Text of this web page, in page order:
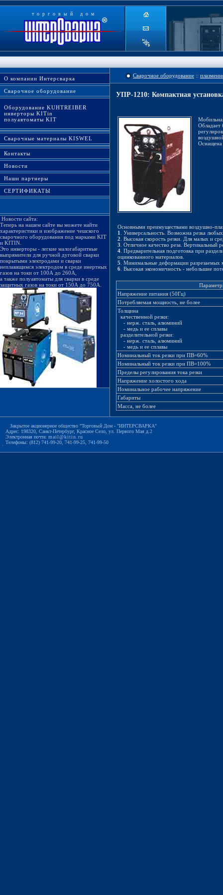
торговый дом
О компании Интерсварка
Сварочное оборудование
Оборудование KUHTREIBER
инверторы KITin
полуавтоматы KIT
Сварочные материалы KISWEL
Контакты
Новости
Наши партнеры
СЕРТИФИКАТЫ
Новости сайта:
Теперь на нашем сайте вы можете найти
характеристики и изображение чешского
сварочного оборудования под марками KIT
и KITIN.
Это инверторы - легкие малогабаритные
выпрямители для ручной дуговой сварки
покрытыми электродами и сварки
неплавящимся электродом в среде инертных
газов на токи от 100А до 260А,
а также полуавтоматы для сварки в среде
защитных газов на токи от 150А до 750А.
Сварочное оборудование ::
УПР-1210: Компактная
Обладает
Оснащена
Основными преимуществами воздушно-
1
. Универсальность. Возможна резка
2 . Высокая скорость резки. Для малых и
3 . Отличное качество реза. Вертикальный
4 . Предварительная подготовка при
оцинкованного материалов.
5 . Минимальные деформации разрезаемых
6 . Высокая экономичность - небольшие
Напряжение питания (50Гц)
Потребляемая мощность, не более
Толщина
качественной резки:
- нерж. сталь, алюминий
- медь и ее сплавы
разделительной резки:
- нерж. сталь, алюминий
- медь и ее сплавы
Номинальный ток резки при ПВ=60%
Номинальный ток резки при ПВ=100%
Пределы регулирования тока резки
Напряжение холостого хода
Номинальное рабочее напряжение
Габариты
Масса, не более
Закрытое акционерное общество "Торговый Дом - "ИНТЕРСВАРКА"
Адрес: 198320, Санкт-Петербург, Красное Село, ул. Первого Мая д.2
Электронная почта: mail@kitin.ru
Телефоны: (812) 741-99-20, 741-99-25, 741-99-50